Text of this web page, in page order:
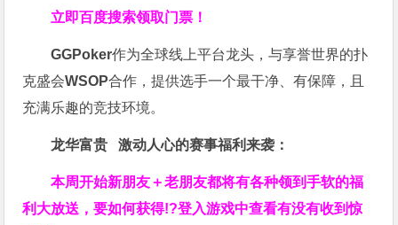
立即百度搜索领取门票！
GGPoker作为全球线上平台龙头，与享誉世界的扑
克盛会WSOP合作，提供选手一个最干净、有保障，且
充满乐趣的竞技环境。
龙华富贵 激动人心的赛事福利来袭：
本周开始新朋友＋老朋友都将有各种领到手软的福
利大放送，要如何获得!?登入游戏中查看有没有收到惊